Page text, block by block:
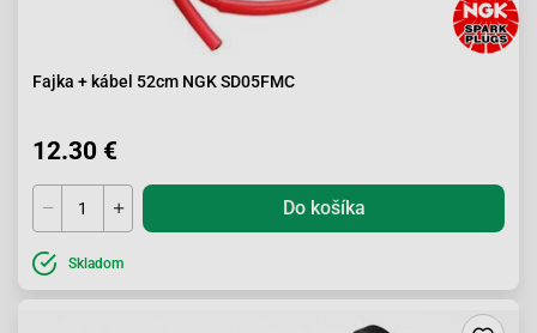
Fajka + kábel 52cm NGK SD05FMC
12.30 €
Do košíka
Skladom